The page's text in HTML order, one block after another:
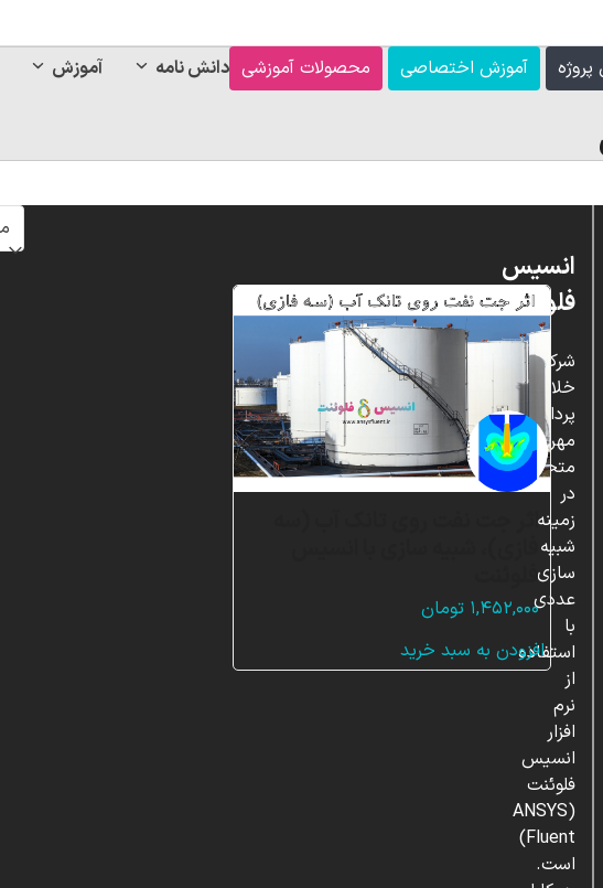
آموزش دانش نامه محصولات آموزشی آموزش اختصاصی
اثر جت نفت روی تانک آب (سه
فلوئنت
۱,۴۵۲,۰۰۰ تومان
افزودن به سبد خرید
انسیس
فلوئنت
شرکت
خلاق
پردازشگران
مهر،
متخصص
در
زمینه
شبیه
سازی
عددی
با
استفاده
از
نرم
افزار
انسیس
فلوئنت
(ANSYS
Fluent)
است.